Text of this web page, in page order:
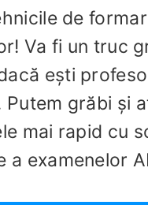
de
Va fi un truc
ești
Putem grăbi și
mai rapid cu
a examenelor